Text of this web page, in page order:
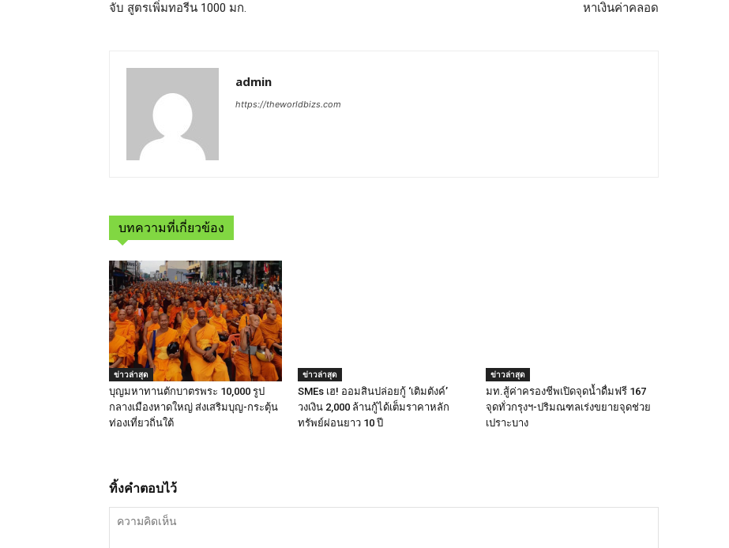
จับ สูตรเพิ่มทอรีน 1000 มก.
หาเงินค่าคลอด
admin
https://theworldbizs.com
บทความที่เกี่ยวข้อง
ข่าวล่าสุด
บุญมหาทานตักบาตรพระ 10,000 รูป
กลางเมืองหาดใหญ่ ส่งเสริมบุญ-กระตุ้น
ท่องเที่ยวถิ่นใต้
ข่าวล่าสุด
SMEs เฮ! ออมสินปล่อยกู้ ‘เติมตังค์’
วงเงิน 2,000 ล้านกู้ได้เต็มราคาหลัก
ทรัพย์ผ่อนยาว 10 ปี
ข่าวล่าสุด
มท.สู้ค่าครองชีพเปิดจุดน้ำดื่มฟรี 167
จุดทั่วกรุงฯ-ปริมณฑลเร่งขยายจุดช่วย
เปราะบาง
ทิ้งคำตอบไว้